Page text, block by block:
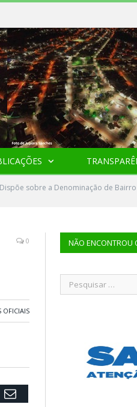
(Dispõe sobre a Denominação de
0
OFICIAIS
Email
NÃO ENCONTROU